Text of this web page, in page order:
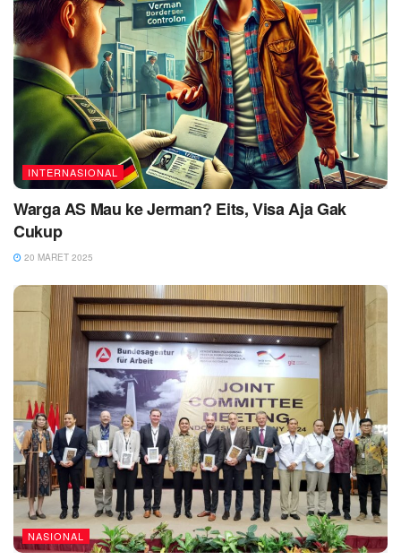
INTERNASIONAL
Warga AS Mau ke Jerman? Eits, Visa Aja Gak
Cukup
20 MARET 2025
NASIONAL